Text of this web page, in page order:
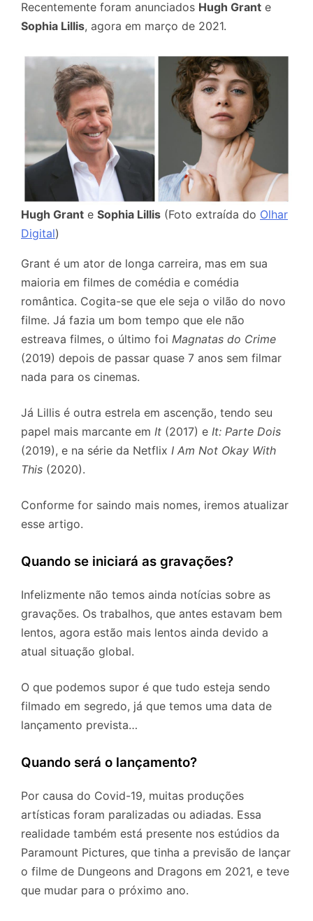
Recentemente foram anunciados Hugh Grant e
Sophia Lillis, agora em março de 2021.
Hugh Grant e Sophia Lillis (Foto extraída do Olhar
Digital)
Grant é um ator de longa carreira, mas em sua
maioria em filmes de comédia e comédia
romântica. Cogita-se que ele seja o vilão do novo
filme. Já fazia um bom tempo que ele não
estreava filmes, o último foi Magnatas do Crime
(2019) depois de passar quase 7 anos sem filmar
nada para os cinemas.
Já Lillis é outra estrela em ascenção, tendo seu
papel mais marcante em It (2017) e It: Parte Dois
(2019), e na série da Netflix I Am Not Okay With
This (2020).
Conforme for saindo mais nomes, iremos atualizar
esse artigo.
Quando se iniciará as gravações?
Infelizmente não temos ainda notícias sobre as
gravações. Os trabalhos, que antes estavam bem
lentos, agora estão mais lentos ainda devido a
atual situação global.
O que podemos supor é que tudo esteja sendo
filmado em segredo, já que temos uma data de
lançamento prevista…
Quando será o lançamento?
Por causa do Covid-19, muitas produções
artísticas foram paralizadas ou adiadas. Essa
realidade também está presente nos estúdios da
Paramount Pictures, que tinha a previsão de lançar
o filme de Dungeons and Dragons em 2021, e teve
que mudar para o próximo ano.